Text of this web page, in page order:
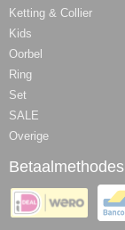
Ketting & Collier
Kids
Oorbel
Ring
Set
SALE
Overige
Betaalmethodes